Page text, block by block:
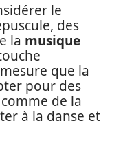
le
des
la musique
que la
pour des
de la
à la danse et